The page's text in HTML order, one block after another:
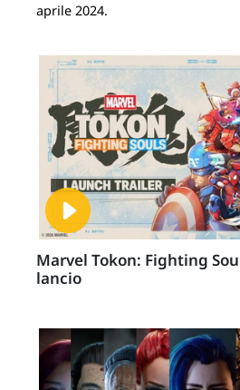
aprile 2024.
Marvel Tokon: Fighting
lancio